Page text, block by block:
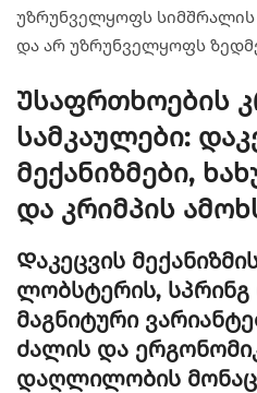
უზრუნველყოფს
და არ უზრუნველყოფს
Უსაფრთხოების
სამკაულები:
მექანიზმები,
და კრიმპის
Დაკეცვის
ლობსტერის, სპრინგ
მაგნიტური
ძალის და
დაღლილობის